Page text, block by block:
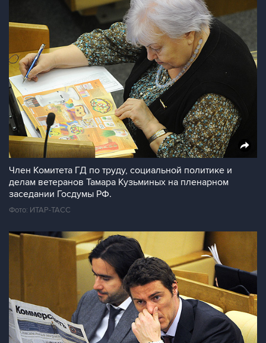
Член Комитета ГД по труду, социальной политике и
делам ветеранов Тамара Кузьминых на пленарном
заседании Госдумы РФ.
Фото: ИТАР-ТАСС